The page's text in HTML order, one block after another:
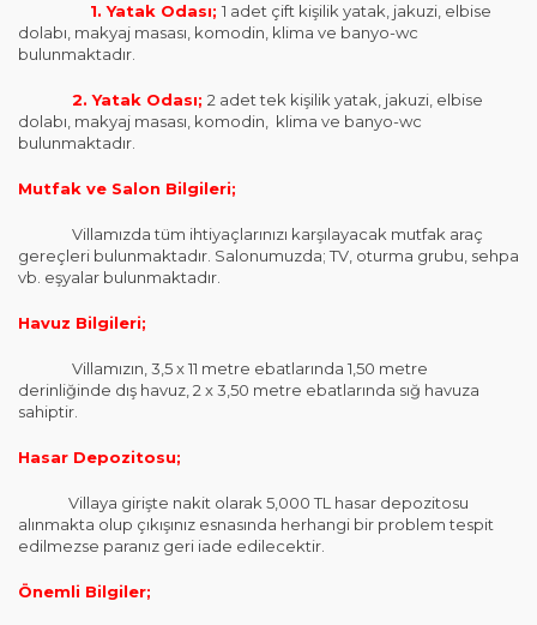
1. Yatak Odası; 1 adet çift kişilik yatak, jakuzi, elbise
dolabı, makyaj masası, komodin, klima ve banyo-wc
bulunmaktadır.
2. Yatak Odası; 2 adet tek kişilik yatak, jakuzi, elbise
dolabı, makyaj masası, komodin, klima ve banyo-wc
bulunmaktadır.
Mutfak ve Salon Bilgileri;
Villamızda tüm ihtiyaçlarınızı karşılayacak mutfak araç
gereçleri bulunmaktadır. Salonumuzda; TV, oturma grubu, sehpa
vb. eşyalar bulunmaktadır.
Havuz Bilgileri;
Villamızın, 3,5 x 11 metre ebatlarında 1,50 metre
derinliğinde dış havuz, 2 x 3,50 metre ebatlarında sığ havuza
sahiptir.
Hasar Depozitosu;
Villaya girişte nakit olarak 5,000 TL hasar depozitosu
alınmakta olup çıkışınız esnasında herhangi bir problem tespit
edilmezse paranız geri iade edilecektir.
Önemli Bilgiler;